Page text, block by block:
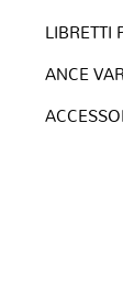
LIBRETTI
ANCE VAR